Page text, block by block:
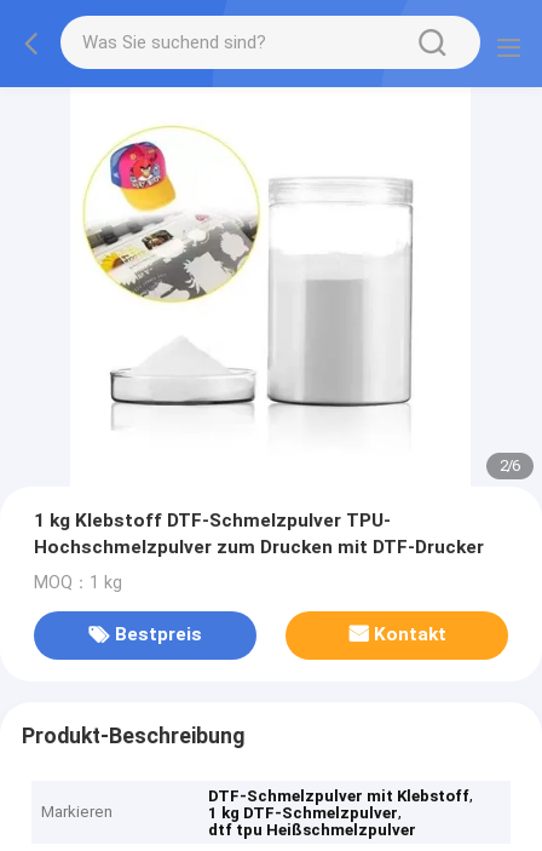
2/6
1 kg Klebstoff DTF-Schmelzpulver TPU-
Hochschmelzpulver zum Drucken mit DTF-Drucker
MOQ：1 kg
Bestpreis Kontakt
Produkt-Beschreibung
Markieren
DTF-Schmelzpulver mit Klebstoff,
1 kg DTF-Schmelzpulver,
dtf tpu Heißschmelzpulver